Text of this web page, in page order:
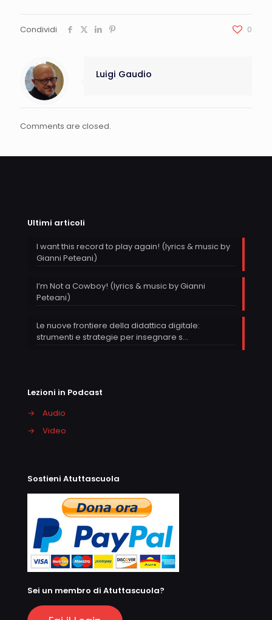
Condividi 0
Luigi Gaudio
Comments are closed.
Ultimi articoli
I want this record to play again! (lyrics & music by
Gianni Peteani)
I’m Not a Cowboy! (lyrics & music by Gianni
Peteani)
Le nuove frontiere della didattica digitale:
strumenti e strategie per insegnare s…
Lezioni in Podcast
→
Audio
→
Video
Sostieni Atuttascuola
Sei un membro di Atuttascuola?